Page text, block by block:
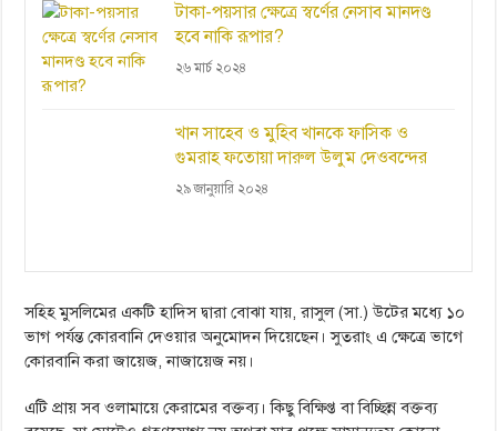
টাকা-পয়সার ক্ষেত্রে স্বর্ণের নেসাব মানদণ্ড
হবে নাকি রূপার?
২৬ মার্চ ২০২৪
খান সাহেব ও মুহিব খানকে ফাসিক ও
গুমরাহ ফতোয়া দারুল উলুম দেওবন্দের
২৯ জানুয়ারি ২০২৪
সহিহ মুসলিমের একটি হাদিস দ্বারা বোঝা যায়, রাসুল (সা.) উটের মধ্যে ১০
ভাগ পর্যন্ত কোরবানি দেওয়ার অনুমোদন দিয়েছেন। সুতরাং এ ক্ষেত্রে ভাগে
কোরবানি করা জায়েজ, নাজায়েজ নয়।
এটি প্রায় সব ওলামায়ে কেরামের বক্তব্য। কিছু বিক্ষিপ্ত বা বিচ্ছিন্ন বক্তব্য